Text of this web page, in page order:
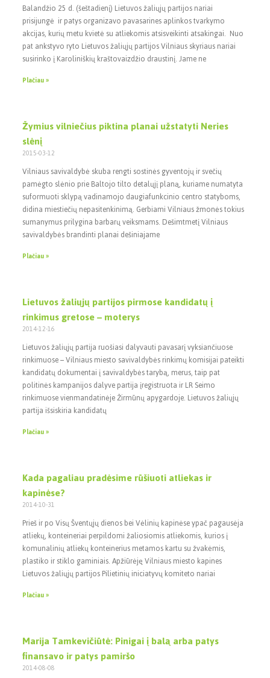
Balandžio 25 d. (šeštadienį) Lietuvos žaliųjų partijos nariai
prisijungė ir patys organizavo pavasarines aplinkos tvarkymo
akcijas, kurių metu kvietė su atliekomis atsisveikinti atsakingai. Nuo
pat ankstyvo ryto Lietuvos žaliųjų partijos Vilniaus skyriaus nariai
susirinko į Karoliniškių kraštovaizdžio draustinį. Jame ne
Plačiau »
Žymius vilniečius piktina planai užstatyti Neries
slėnį
2015-03-12
Vilniaus savivaldybė skuba rengti sostinės gyventojų ir svečių
pamėgto slėnio prie Baltojo tilto detalųjį planą, kuriame numatyta
suformuoti sklypą vadinamojo daugiafunkcinio centro statyboms,
didina miestiečių nepasitenkinimą. Gerbiami Vilniaus žmonės tokius
sumanymus prilygina barbarų veiksmams. Dešimtmetį Vilniaus
savivaldybės brandinti planai dešiniajame
Plačiau »
Lietuvos žaliųjų partijos pirmose kandidatų į
rinkimus gretose – moterys
2014-12-16
Lietuvos žaliųjų partija ruošiasi dalyvauti pavasarį vyksiančiuose
rinkimuose – Vilniaus miesto savivaldybės rinkimų komisijai pateikti
kandidatų dokumentai į savivaldybės tarybą, merus, taip pat
politinės kampanijos dalyve partija įregistruota ir LR Seimo
rinkimuose vienmandatinėje Žirmūnų apygardoje. Lietuvos žaliųjų
partija išsiskiria kandidatų
Plačiau »
Kada pagaliau pradėsime rūšiuoti atliekas ir
kapinėse?
2014-10-31
Prieš ir po Visų Šventųjų dienos bei Vėlinių kapinėse ypač pagausėja
atliekų, konteineriai perpildomi žaliosiomis atliekomis, kurios į
komunalinių atliekų konteinerius metamos kartu su žvakėmis,
plastiko ir stiklo gaminiais. Apžiūrėję Vilniaus miesto kapines
Lietuvos žaliųjų partijos Pilietinių iniciatyvų komiteto nariai
Plačiau »
Marija Tamkevičiūtė: Pinigai į balą arba patys
finansavo ir patys pamiršo
2014-08-08